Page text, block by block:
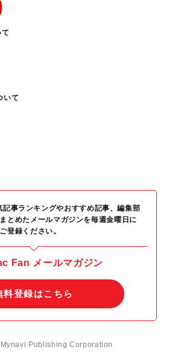
いて
事ランキングやおすすめ記事、編集部
とめたメールマガジンを毎週金曜日に
登録ください。
Fan メールマガジン
料登録はこちら
Publishing Corporation